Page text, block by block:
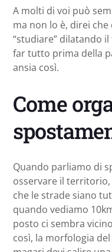
A molti di voi può
ma non lo è, direi
“studiare” dilatando
far tutto prima della
ansia così.
Come
Quando parliamo di
osservare il
che le strade siano
quando vediamo
posto ci sembra
così, la morfologia